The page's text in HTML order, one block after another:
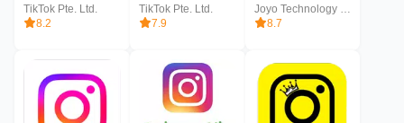
TikTok Pte. Ltd.
8.2
TikTok Pte. Ltd.
7.9
Joyo Technology Pte. Ltd.
8.7